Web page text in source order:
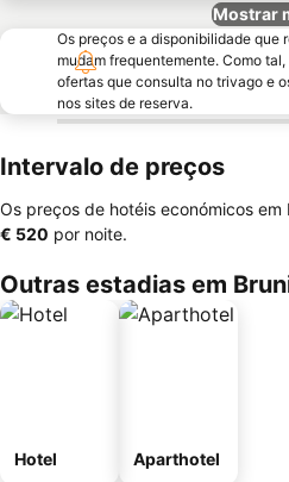
Mostrar
Os preços e a disponibilidade que
mudam frequentemente. Como
ofertas que consulta no trivago e
nos sites de reserva.
Intervalo de preços
Os preços de hotéis económicos em
‎€ 520 por noite.
Outras estadias em
Hotel Aparthotel